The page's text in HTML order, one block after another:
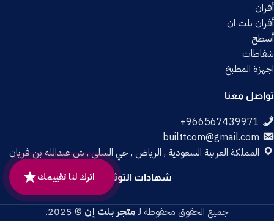
أفران
أفران بلت ان
أسطح
شفاطات
اجهزة المطبخ
تواصل معنا
builttcom@gmail.com
المملكة العربية السعودية , الرياض , حي السلي , ش عبدالله بن فريان
شهادات التوثيق
جميع الحقوق محفوظة لـمتجر بلت إن © 2025.
اترك لنا تقييمك